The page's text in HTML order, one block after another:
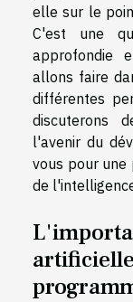
elle sur le
C'est une
approfondie
allons faire
différentes
discuterons
l'avenir du
vous pour une
de